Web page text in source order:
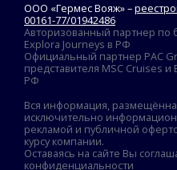
ООО «Гермес Вояж» –
00161-77/01942486
Авторизованный партнер по
Explora Journeys в РФ
Официальный партнер PAC
представителя MSC Cruises
РФ
Вся информация,
исключительно
рекламой и публичной
курсу компании.
Оставаясь на сайте Вы
конфиденциальности